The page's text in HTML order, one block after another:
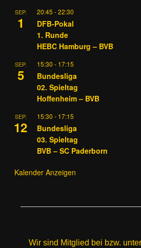
SEP.
1
20:45 -22:30
DFB-Pokal
1. Runde
HEBC Hamburg – BVB
SEP.
5
15:30 - 17:15
Bundesliga
02. Spieltag
Hoffenheim – BVB
SEP.
12
15:30 - 17:15
Bundesliga
03. Spieltag
BVB – SC Paderborn
Kalender Anzeigen
Wir sind Mitglied bei bzw.